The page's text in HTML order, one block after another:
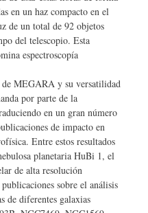
en un haz compacto en el
de un total de 92 objetos
del telescopio. Esta
espectroscopía
MEGARA y su versatilidad
por parte de la
en un gran número
de impacto en
Entre estos resultados
planetaria HuBi 1, el
de alta resolución
sobre el análisis
de diferentes galaxias